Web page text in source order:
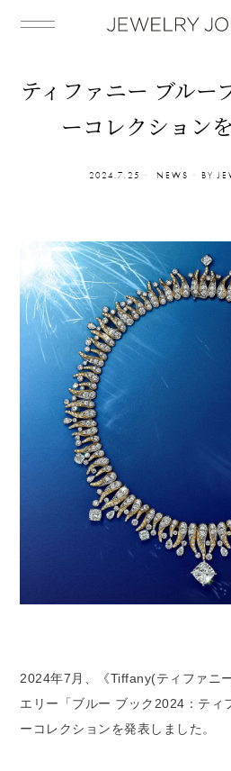
ティファニー ブルー
ーコレクション
2024.7.25 NEWS BY
2024年7月、《Tiffany(ティファニ
エリー「ブルー ブック2024：ティ
ーコレクションを発表しました。